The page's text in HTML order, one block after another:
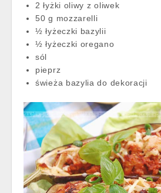
2 łyżki oliwy z oliwek
50 g mozzarelli
½ łyżeczki bazylii
½ łyżeczki oregano
sól
pieprz
świeża bazylia do dekoracji